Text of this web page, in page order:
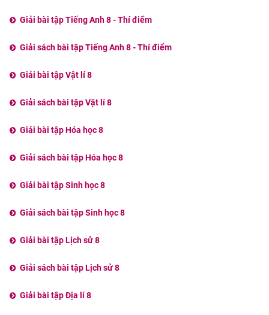
Giải bài tập Tiếng Anh 8 - Thí điểm
Giải sách bài tập Tiếng Anh 8 - Thí điểm
Giải bài tập Vật lí 8
Giải sách bài tập Vật lí 8
Giải bài tập Hóa học 8
Giải sách bài tập Hóa học 8
Giải bài tập Sinh học 8
Giải sách bài tập Sinh học 8
Giải bài tập Lịch sử 8
Giải sách bài tập Lịch sử 8
Giải bài tập Địa lí 8